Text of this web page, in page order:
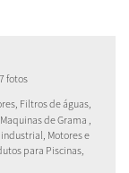
fotos
Filtros de águas,
de Grama ,
Motores e
para Piscinas,